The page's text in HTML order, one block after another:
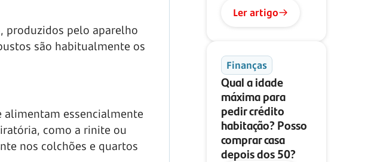
produzidos pelo aparelho
são habitualmente os
alimentam essencialmente
como a rinite ou
nos colchões e quartos
Ler artigo
Finanças
Qual a idade
máxima para
pedir crédito
habitação? Posso
comprar casa
depois dos 50?